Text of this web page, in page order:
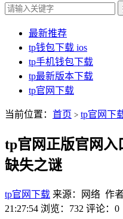
最新推荐
tp钱包下载 ios
tp手机钱包下载
tp最新版本下载
tp官网下载
当前位置： 首页 > tp官网下
tp官网正版官网
缺失之谜
tp官网下载 来源：网络 作
21:27:54 浏览：732 评论：0